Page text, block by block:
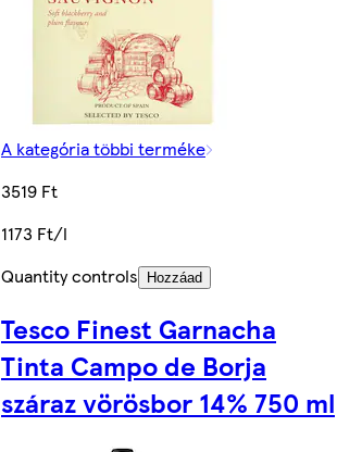
A kategória többi terméke
3519 Ft
1173 Ft/l
Quantity controls
Hozzáad
Tesco Finest Garnacha
Tinta Campo de Borja
száraz vörösbor 14% 750 ml